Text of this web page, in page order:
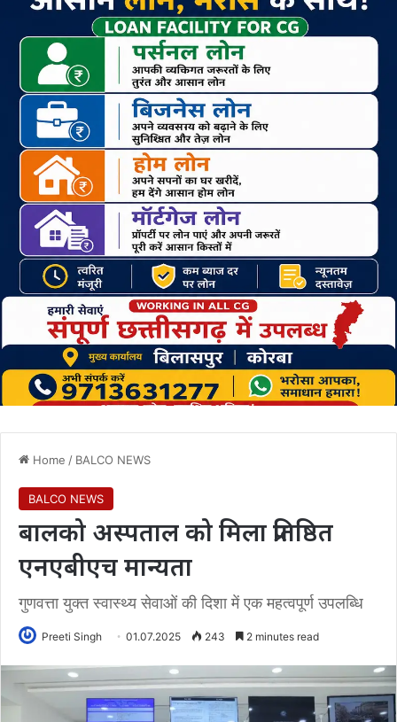
Home / BALCO NEWS
BALCO NEWS
बालको अस्पताल को मिला प्रतिष्ठित
एनएबीएच मान्यता
गुणवत्ता युक्त स्वास्थ्य सेवाओं की दिशा में एक महत्वपूर्ण उपलब्धि
Preeti Singh 01.07.2025 243 2 minutes read